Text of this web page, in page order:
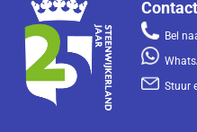
Contact
Bel
Stuur